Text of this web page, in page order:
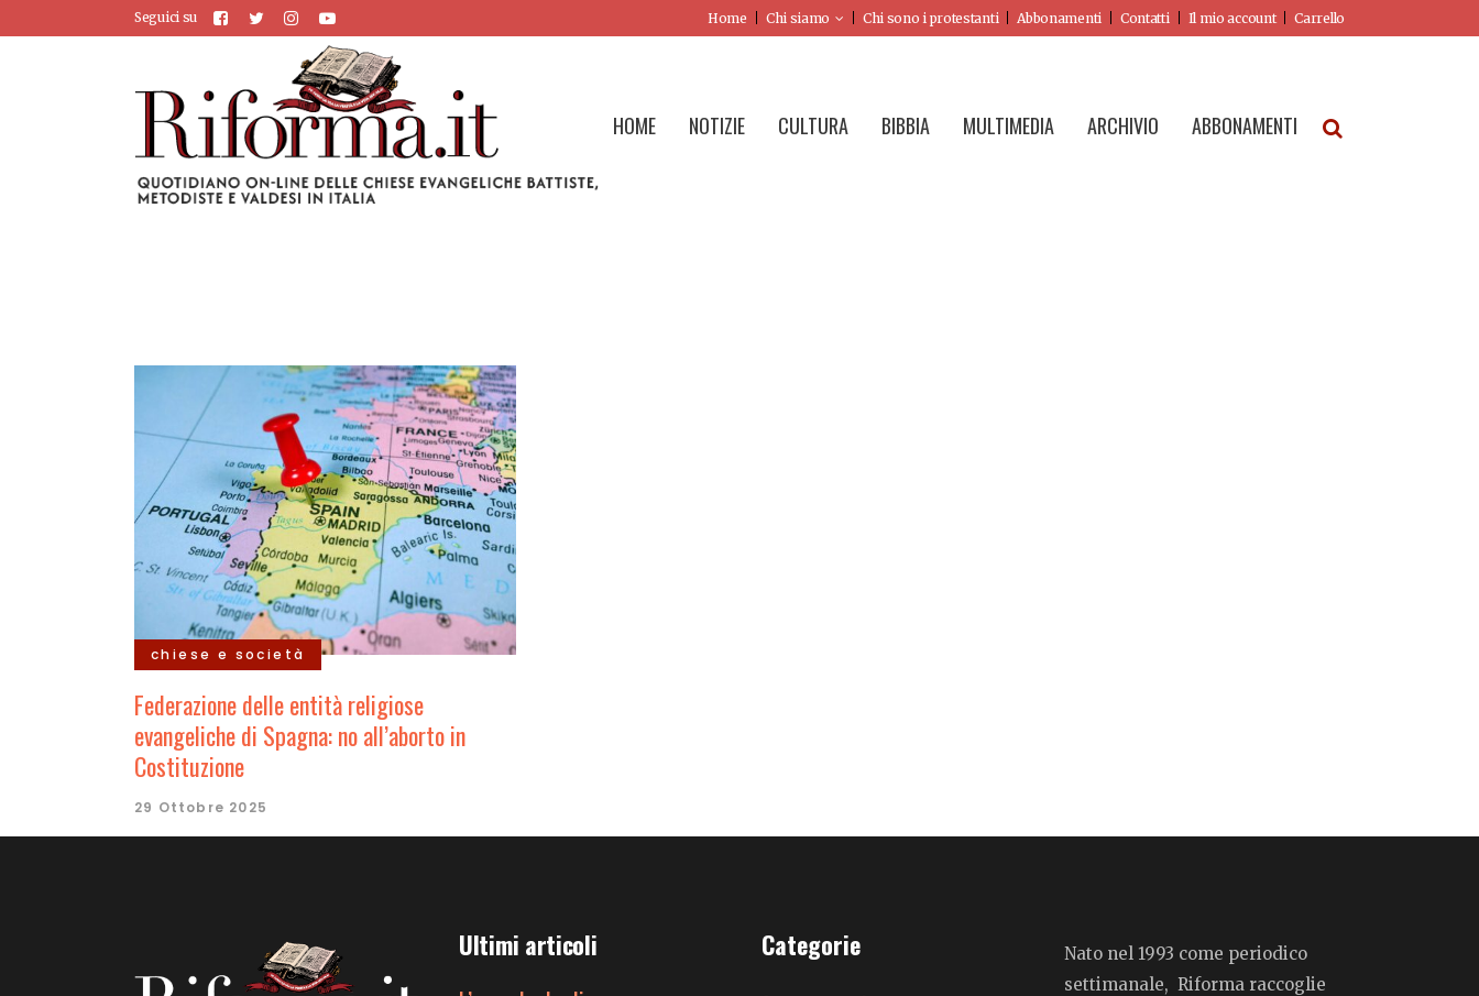
Seguici su Home Chi siamo Chi sono i protestanti Abbonamenti Contatti Il mio account Carrello
HOME NOTIZIE CULTURA BIBBIA MULTIMEDIA ARCHIVIO ABBONAMENTI
chiese e società
Federazione delle entità religiose
evangeliche di Spagna: no all’aborto in
Costituzione
29 Ottobre 2025
Ultimi articoli
Categorie
Nato nel 1993 come periodico
settimanale, Riforma raccoglie